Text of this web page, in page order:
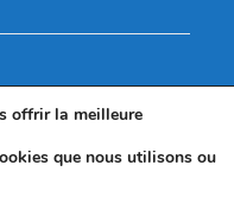
offrir la meilleure
que nous utilisons ou